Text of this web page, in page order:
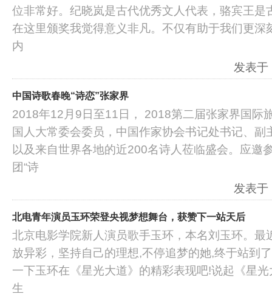
位非常好。纪晓岚是古代优秀文人代表，骆宾王是
在这里颁奖我觉得意义非凡。不仅有助于我们更深
内
发表
中国诗歌春晚“诗恋”张家界
2018年12月9日至11日， 2018第二届张家界国际
国人大常委会委员，中国作家协会书记处书记、副
以及来自世界各地的近200名诗人莅临盛会。应邀
团“诗
发表
北电青年演员玉环荣登央视梦想舞台，获赞下一站天后
北京电影学院新人演员歌手玉环，本名刘玉环。最
放异彩，坚持自己的理想,不停追梦的她,终于站到
一下玉环在《星光大道》的精彩表现吧!说起《星
生